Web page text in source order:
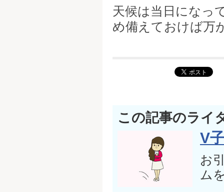
天候は当日になっ
め備えておけば万
この記事のライ
V
お
ム